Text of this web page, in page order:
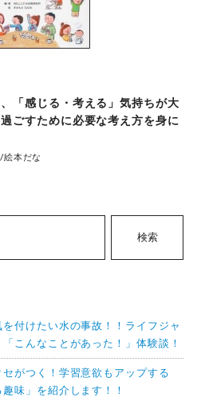
「感じる・考える」気持ちが大
ごすために必要な考え方を身に
/絵本だな
検索
付けたい水の事故！！ライフジャ
こんなことがあった！」体験談！
がつく！学習意欲もアップする
味」を紹介します！！